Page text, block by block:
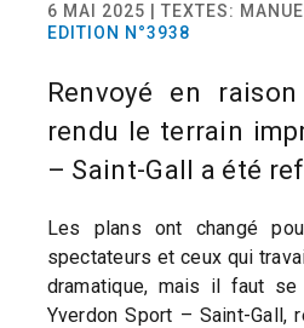
6 MAI 2025 | TEXTES:
EDITION N°3938
Renvoyé en
rendu le terrain
– Saint-Gall a été
Les plans ont changé
spectateurs et ceux qui
dramatique, mais il faut
Yverdon Sport – Saint-Gall,